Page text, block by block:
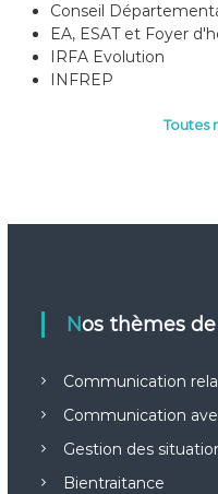
Conseil
EA, ESAT et Foyer
IRFA Evolution
INFREP
Toutes
Nos thèmes
Communication
Communication
Gestion des
Bientraitance